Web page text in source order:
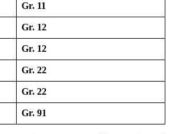
Gr. 11
Gr. 12
Gr. 12
Gr. 22
Gr. 22
Gr. 91